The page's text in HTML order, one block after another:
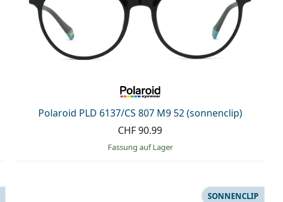
Polaroid PLD 6137/CS 807 M9 52 (sonnenclip)
CHF 90.99
Fassung auf Lager
SONNENCLIP